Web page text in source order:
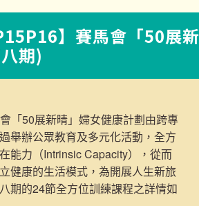
】賽馬會「50展
期)
「50展新晴」婦女健康計劃由跨專
舉辦公眾教育及多元化活動，全方
能力（Intrinsic Capacity），從而
健康的生活模式，為開展人生新旅
期的24節全方位訓練課程之詳情如